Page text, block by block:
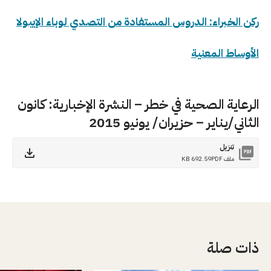
ركن الخبراء: الدروس المستفادة من التصدي لوباء الإيبولا
الأوساط المعنية
الرعاية الصحية في خطر – النشرة الإخبارية: كانون
الثاني/يناير – حزيران/ يونيو 2015
تنزيل
ملف PDF 692.59 KB
ذات صلة